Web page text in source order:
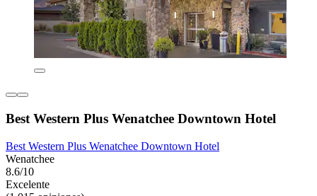
Best Western Plus Wenatchee Downtown Hotel
Best Western Plus Wenatchee Downtown Hotel
Wenatchee
8.6/10
Excelente